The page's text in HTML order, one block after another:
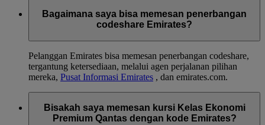
penjualan segera. Hal ini mencakup layanan antara Selandia
Baru dan Australia, Australia dan Asia, Australia dan Dubai,
Bagaimana saya bisa memesan penerbangan
codeshare Emirates?
Pelanggan Emirates bisa memesan penerbangan codeshare,
tergantung ketersediaan, melalui agen perjalanan pilihan
mereka, Pusat Informasi Emirates , dan emirates.com.
Bisakah saya memesan kursi Kelas Ekonomi
Premium Qantas dengan kode Emirates?